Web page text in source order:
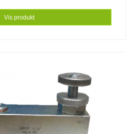
Vis produkt